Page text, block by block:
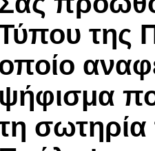
της
ψήφισμα
σωτηρία